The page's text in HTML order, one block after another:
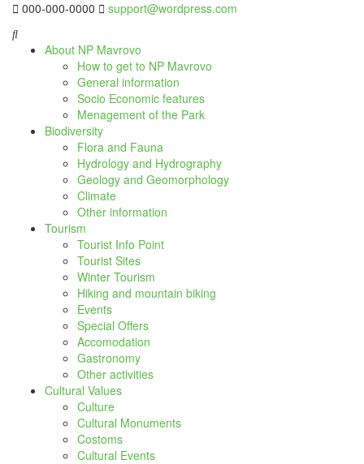
000-000-0000 support@wordpress.com
About NP Mavrovo
How to get to NP Mavrovo
General information
Socio Economic features
Menagement of the Park
Biodiversity
Flora and Fauna
Hydrology and Hydrography
Geology and Geomorphology
Climate
Other information
Tourism
Tourist Info Point
Tourist Sites
Winter Tourism
Hiking and mountain biking
Events
Special Offers
Accomodation
Gastronomy
Other activities
Cultural Values
Culture
Cultural Monuments
Costoms
Cultural Events